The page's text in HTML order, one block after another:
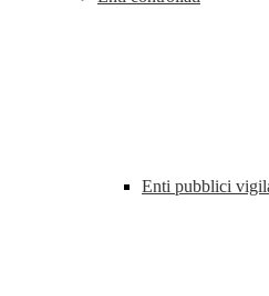
Enti pubblici